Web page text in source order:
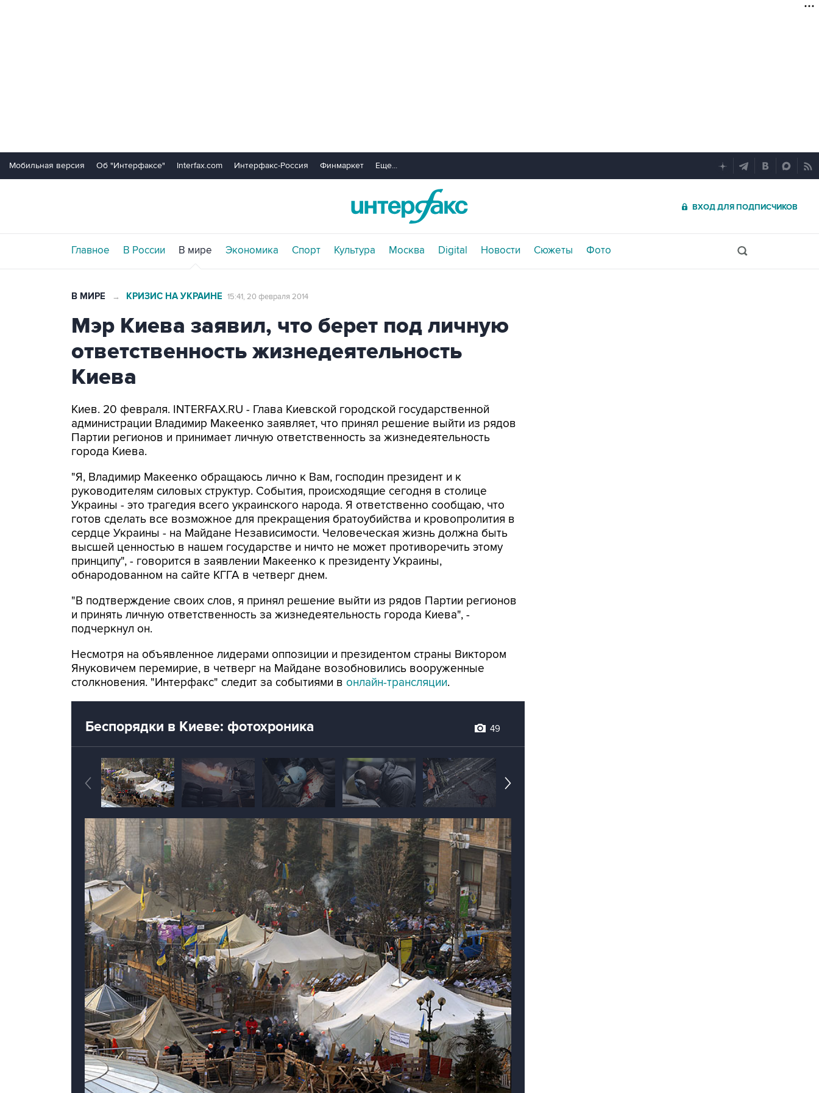
Мобильная версия Об "Интерфаксе" Interfax.com Интерфакс-Россия Финмаркет Еще...
ВХОД ДЛЯ ПОДПИСЧИКОВ
Главное В России В мире Экономика Спорт Культура Москва Digital Новости Сюжеты Фото
В МИРЕ → КРИЗИС НА УКРАИНЕ 15:41, 20 февраля 2014
Мэр Киева заявил, что берет под личную
ответственность жизнедеятельность
Киева
Киев. 20 февраля. INTERFAX.RU - Глава Киевской городской государственной
администрации Владимир Макеенко заявляет, что принял решение выйти из рядов
Партии регионов и принимает личную ответственность за жизнедеятельность
города Киева.
"Я, Владимир Макеенко обращаюсь лично к Вам, господин президент и к
руководителям силовых структур. События, происходящие сегодня в столице
Украины - это трагедия всего украинского народа. Я ответственно сообщаю, что
готов сделать все возможное для прекращения братоубийства и кровопролития в
сердце Украины - на Майдане Независимости. Человеческая жизнь должна быть
высшей ценностью в нашем государстве и ничто не может противоречить этому
принципу", - говорится в заявлении Макеенко к президенту Украины,
обнародованном на сайте КГГА в четверг днем.
"В подтверждение своих слов, я принял решение выйти из рядов Партии регионов
и принять личную ответственность за жизнедеятельность города Киева", -
подчеркнул он.
Несмотря на объявленное лидерами оппозиции и президентом страны Виктором
Януковичем перемирие, в четверг на Майдане возобновились вооруженные
столкновения. "Интерфакс" следит за событиями в онлайн-трансляции.
Беспорядки в Киеве: фотохроника 49